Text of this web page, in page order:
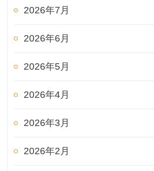
2026年7月
2026年6月
2026年5月
2026年4月
2026年3月
2026年2月